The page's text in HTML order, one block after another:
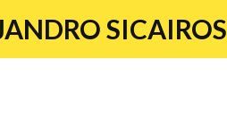
SICAIROS